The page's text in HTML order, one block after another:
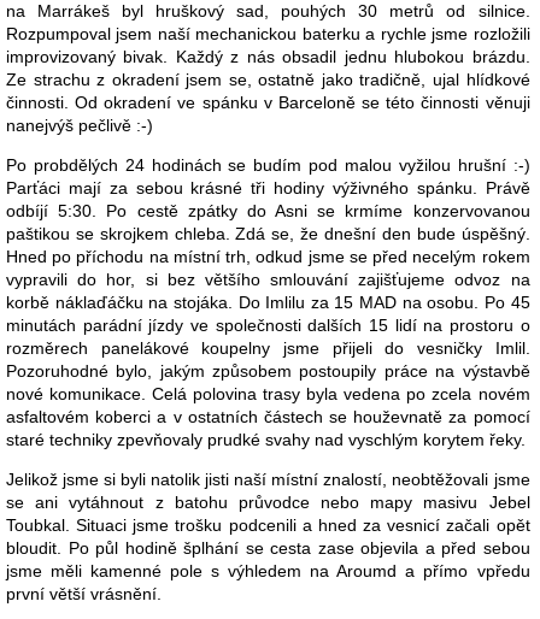
na Marrákeš byl hruškový sad, pouhých 30 metrů od silnice.
Rozpumpoval jsem naší mechanickou baterku a rychle jsme rozložili
improvizovaný bivak. Každý z nás obsadil jednu hlubokou brázdu.
Ze strachu z okradení jsem se, ostatně jako tradičně, ujal hlídkové
činnosti. Od okradení ve spánku v Barceloně se této činnosti věnuji
nanejvýš pečlivě :-)
Po probdělých 24 hodinách se budím pod malou vyžilou hrušní :-)
Parťáci mají za sebou krásné tři hodiny výživného spánku. Právě
odbíjí 5:30. Po cestě zpátky do Asni se krmíme konzervovanou
paštikou se skrojkem chleba. Zdá se, že dnešní den bude úspěšný.
Hned po příchodu na místní trh, odkud jsme se před necelým rokem
vypravili do hor, si bez většího smlouvání zajišťujeme odvoz na
korbě náklaďáčku na stojáka. Do Imlilu za 15 MAD na osobu. Po 45
minutách parádní jízdy ve společnosti dalších 15 lidí na prostoru o
rozměrech panelákové koupelny jsme přijeli do vesničky Imlil.
Pozoruhodné bylo, jakým způsobem postoupily práce na výstavbě
nové komunikace. Celá polovina trasy byla vedena po zcela novém
asfaltovém koberci a v ostatních částech se houževnatě za pomocí
staré techniky zpevňovaly prudké svahy nad vyschlým korytem řeky.
Jelikož jsme si byli natolik jisti naší místní znalostí, neobtěžovali jsme
se ani vytáhnout z batohu průvodce nebo mapy masivu Jebel
Toubkal. Situaci jsme trošku podcenili a hned za vesnicí začali opět
bloudit. Po půl hodině šplhání se cesta zase objevila a před sebou
jsme měli kamenné pole s výhledem na Aroumd a přímo vpředu
první větší vrásnění.